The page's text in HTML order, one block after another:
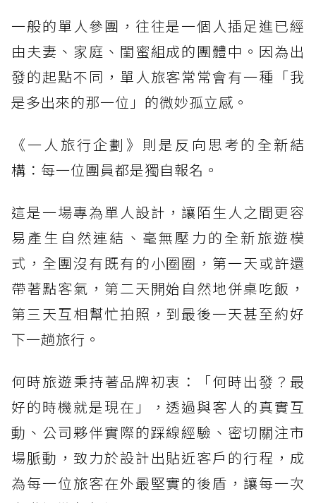
一般的單人參團，往往是一個人插足進已經
由夫妻、家庭、閨蜜組成的團體中。因為出
發的起點不同，單人旅客常常會有一種「我
是多出來的那一位」的微妙孤立感。
《一人旅行企劃》則是反向思考的全新結
構：每一位團員都是獨自報名。
這是一場專為單人設計，讓陌生人之間更容
易產生自然連結、毫無壓力的全新旅遊模
式，全團沒有既有的小圈圈，第一天或許還
帶著點客氣，第二天開始自然地併桌吃飯，
第三天互相幫忙拍照，到最後一天甚至約好
下一趟旅行。
何時旅遊秉持著品牌初衷：「何時出發？最
好的時機就是現在」，透過與客人的真實互
動、公司夥伴實際的踩線經驗、密切關注市
場脈動，致力於設計出貼近客戶的行程，成
為每一位旅客在外最堅實的後盾，讓每一次